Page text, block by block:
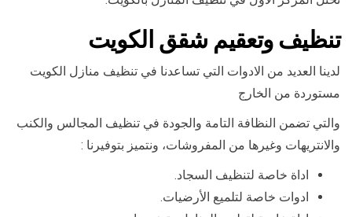
تنظيف وتعقيم شقق الكويت
لدينا العديد من الادوات التي تساعدنا في تنظيف منازل الكويت
مستوردة من الخارج
والتي تضمن النظافة التامة والجودة في تنظيف المجالس والكنب
والانتريهات وغيرها من المفروشات، ونتميز بتوفيرنا :
اداة خاصة لتنظيف السجاد.
ادوات خاصة لتلميع الأرضيات.